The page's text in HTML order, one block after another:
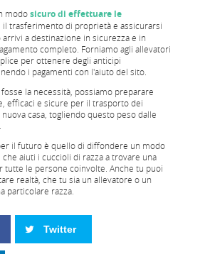
modosicuro di effettuare le
il trasferimento di proprietà e assicurarsi
a destinazione in sicurezza e in
completo. Forniamo agli allevatori
per ottenere degli anticipi
i pagamenti con l'aiuto del sito.
la necessità, possiamo preparare
efficaci e sicure per il trasporto dei
casa, togliendo questo peso dalle
il futuro è quello di diffondere un modo
aiuti i cuccioli di razza a trovare una
tutte le persone coinvolte. Anche tu puoi
realtà, che tu sia un allevatore o un
particolare razza.
Twitter